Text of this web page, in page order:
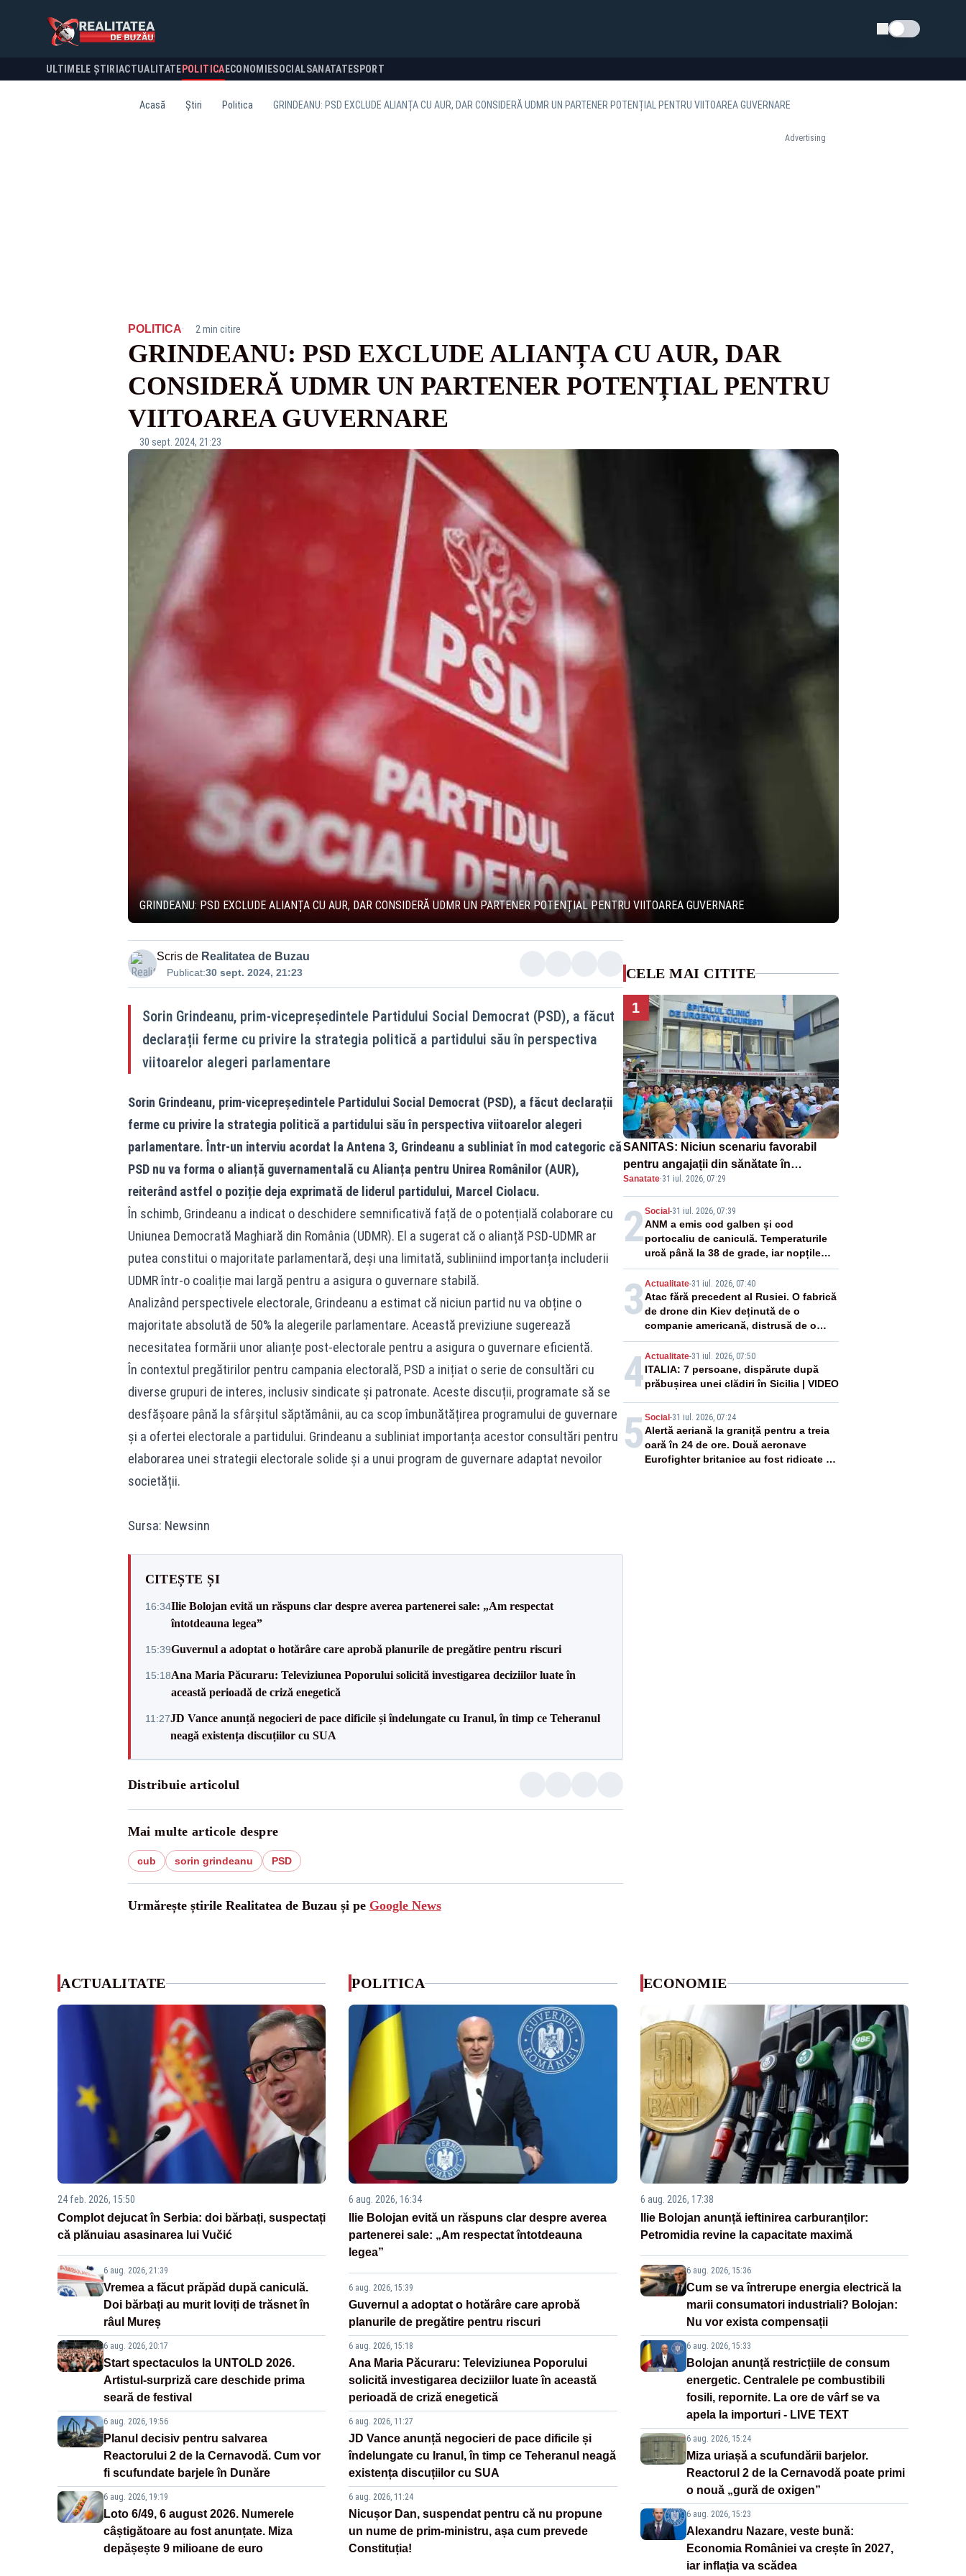
Schimba tema
ULTIMELE ȘTIRI ACTUALITATE POLITICA ECONOMIESOCIALSANATATESPORT
Acasă Știri Politica GRINDEANU: PSD EXCLUDE ALIANȚA CU AUR, DAR CONSIDERĂ UDMR UN PARTENER POTENȚIAL PENTRU VIITOAREA GUVERNARE
Advertising
POLITICA· 2 min citire
GRINDEANU: PSD EXCLUDE ALIANȚA CU AUR, DAR
CONSIDERĂ UDMR UN PARTENER POTENȚIAL PENTRU
VIITOAREA GUVERNARE
30 sept. 2024, 21:23
GRINDEANU: PSD EXCLUDE ALIANȚA CU AUR, DAR CONSIDERĂ UDMR UN PARTENER POTENȚIAL PENTRU VIITOAREA GUVERNARE
Scris de Realitatea de Buzau
Publicat:30 sept. 2024, 21:23
Sorin Grindeanu, prim-vicepreședintele Partidului Social Democrat (PSD), a făcut
declarații ferme cu privire la strategia politică a partidului său în perspectiva
viitoarelor alegeri parlamentare
Sorin Grindeanu, prim-vicepreședintele Partidului Social Democrat (PSD), a făcut declarații
ferme cu privire la strategia politică a partidului său în perspectiva viitoarelor alegeri
parlamentare. Într-un interviu acordat la Antena 3, Grindeanu a subliniat în mod categoric că
PSD nu va forma o alianță guvernamentală cu Alianța pentru Unirea Românilor (AUR),
reiterând astfel o poziție deja exprimată de liderul partidului, Marcel Ciolacu.
În schimb, Grindeanu a indicat o deschidere semnificativă față de o potențială colaborare cu
Uniunea Democrată Maghiară din România (UDMR). El a sugerat că o alianță PSD-UDMR ar
putea constitui o majoritate parlamentară, deși una limitată, subliniind importanța includerii
UDMR într-o coaliție mai largă pentru a asigura o guvernare stabilă.
Analizând perspectivele electorale, Grindeanu a estimat că niciun partid nu va obține o
majoritate absolută de 50% la alegerile parlamentare. Această previziune sugerează
necesitatea formării unor alianțe post-electorale pentru a asigura o guvernare eficientă.
În contextul pregătirilor pentru campania electorală, PSD a inițiat o serie de consultări cu
diverse grupuri de interes, inclusiv sindicate și patronate. Aceste discuții, programate să se
desfășoare până la sfârșitul săptămânii, au ca scop îmbunătățirea programului de guvernare
și a ofertei electorale a partidului. Grindeanu a subliniat importanța acestor consultări pentru
elaborarea unei strategii electorale solide și a unui program de guvernare adaptat nevoilor
societății.
Sursa: Newsinn
CITEȘTE ȘI
16:34Ilie Bolojan evită un răspuns clar despre averea partenerei sale: „Am respectat
întotdeauna legea”
15:39Guvernul a adoptat o hotărâre care aprobă planurile de pregătire pentru riscuri
15:18Ana Maria Păcuraru: Televiziunea Poporului solicită investigarea deciziilor luate în
această perioadă de criză enegetică
11:27JD Vance anunță negocieri de pace dificile și îndelungate cu Iranul, în timp ce Teheranul
neagă existența discuțiilor cu SUA
Distribuie articolul
Mai multe articole despre
cub sorin grindeanu PSD
Urmărește știrile Realitatea de Buzau și pe Google News
CELE MAI CITITE
1
SANITAS: Niciun scenariu favorabil
pentru angajații din sănătate în
proiectul Legii salarizării
Sanatate·31 iul. 2026, 07:29
2Social -31 iul. 2026, 07:39
ANM a emis cod galben și cod
portocaliu de caniculă. Temperaturile
urcă până la 38 de grade, iar nopțile
devin tropicale
3 Actualitate-31 iul. 2026, 07:40
Atac fără precedent al Rusiei. O fabrică
de drone din Kiev deținută de o
companie americană, distrusă de o
rachetă rusească
4Actualitate-31 iul. 2026, 07:50
ITALIA: 7 persoane, dispărute după
prăbușirea unei clădiri în Sicilia | VIDEO
5 Social -31 iul. 2026, 07:24
Alertă aeriană la graniță pentru a treia
oară în 24 de ore. Două aeronave
Eurofighter britanice au fost ridicate de
ACTUALITATE
24 feb. 2026, 15:50
Complot dejucat în Serbia: doi bărbați, suspectați
că plănuiau asasinarea lui Vučić
6 aug. 2026, 21:39
Vremea a făcut prăpăd după caniculă.
Doi bărbați au murit loviți de trăsnet în
râul Mureș
6 aug. 2026, 20:17
Start spectaculos la UNTOLD 2026.
Artistul-surpriză care deschide prima
seară de festival
6 aug. 2026, 19:56
Planul decisiv pentru salvarea
Reactorului 2 de la Cernavodă. Cum vor
fi scufundate barjele în Dunăre
6 aug. 2026, 19:19
Loto 6/49, 6 august 2026. Numerele
câștigătoare au fost anunțate. Miza
depășește 9 milioane de euro
POLITICA
6 aug. 2026, 16:34
Ilie Bolojan evită un răspuns clar despre averea
partenerei sale: „Am respectat întotdeauna
legea”
6 aug. 2026, 15:39
Guvernul a adoptat o hotărâre care aprobă
planurile de pregătire pentru riscuri
6 aug. 2026, 15:18
Ana Maria Păcuraru: Televiziunea Poporului
solicită investigarea deciziilor luate în această
perioadă de criză enegetică
6 aug. 2026, 11:27
JD Vance anunță negocieri de pace dificile și
îndelungate cu Iranul, în timp ce Teheranul neagă
existența discuțiilor cu SUA
6 aug. 2026, 11:24
Nicușor Dan, suspendat pentru că nu propune
un nume de prim-ministru, așa cum prevede
Constituția!
ECONOMIE
6 aug. 2026, 17:38
Ilie Bolojan anunță ieftinirea carburanților:
Petromidia revine la capacitate maximă
6 aug. 2026, 15:36
Cum se va întrerupe energia electrică la
marii consumatori industriali? Bolojan:
Nu vor exista compensații
6 aug. 2026, 15:33
Bolojan anunță restricțiile de consum
energetic. Centralele pe combustibili
fosili, repornite. La ore de vârf se va
apela la importuri - LIVE TEXT
6 aug. 2026, 15:24
Miza uriașă a scufundării barjelor.
Reactorul 2 de la Cernavodă poate primi
o nouă „gură de oxigen”
6 aug. 2026, 15:23
Alexandru Nazare, veste bună:
Economia României va crește în 2027,
iar inflația va scădea